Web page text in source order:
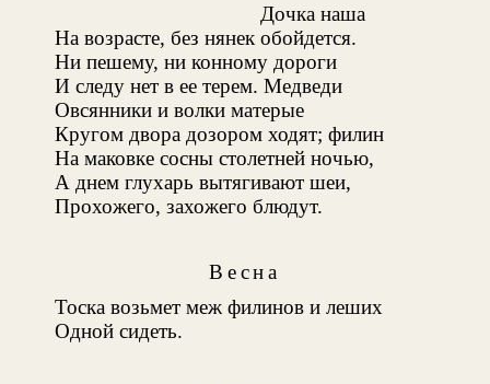
Дочка наша
На возрасте, без нянек обойдется.
Ни пешему, ни конному дороги
И следу нет в ее терем. Медведи
Овсянники и волки матерые
Кругом двора дозором ходят; филин
На маковке сосны столетней ночью,
А днем глухарь вытягивают шеи,
Прохожего, захожего блюдут.
Весна
Тоска возьмет меж филинов и леших
Одной сидеть.